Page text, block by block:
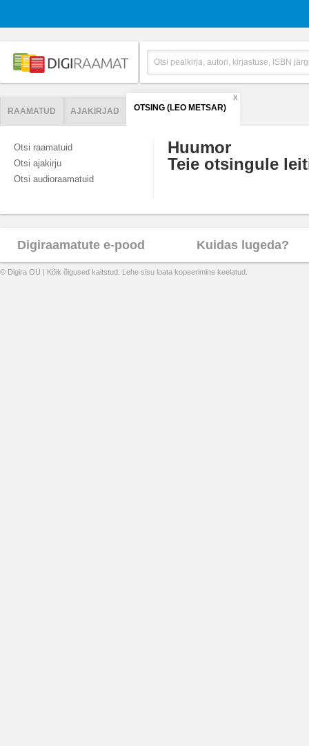
RAAMATUD AJAKIRJAD OTSING (LEO METSAR)
X
Otsi raamatuid
Otsi ajakirju
Otsi audioraamatuid
Huumor
Teie otsingule
Digiraamatute e-pood Kuidas lugeda?
© Digira OÜ | Kõik õigused kaitstud. Lehe sisu loata kopeerimine keelatud.